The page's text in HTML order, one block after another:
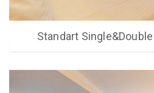
Standart